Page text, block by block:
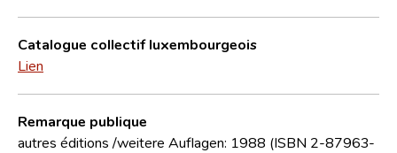
Catalogue collectif luxembourgeois
Lien
Remarque publique
autres éditions /weitere Auflagen: 1988 (ISBN 2-87963-